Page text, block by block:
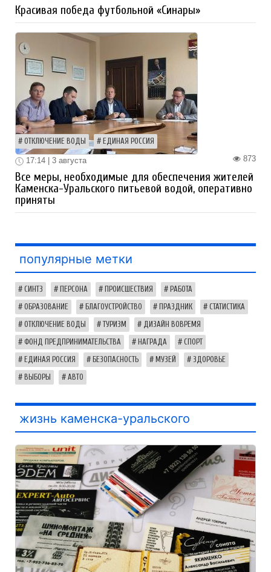
Красивая победа футбольной «Синары»
ОТКЛЮЧЕНИЕ ВОДЫ ЕДИНАЯ РОССИЯ
873
17:14 | 3 августа
Все меры, необходимые для обеспечения жителей
Каменска-Уральского питьевой водой, оперативно
приняты
популярные метки
СИНТЗ ПЕРСОНА ПРОИСШЕСТВИЯ РАБОТА
ОБРАЗОВАНИЕ БЛАГОУСТРОЙСТВО ПРАЗДНИК СТАТИСТИКА
ОТКЛЮЧЕНИЕ ВОДЫ ТУРИЗМ ДИЗАЙН ВОВРЕМЯ
ФОНД ПРЕДПРИНИМАТЕЛЬСТВА НАГРАДА СПОРТ
ЕДИНАЯ РОССИЯ БЕЗОПАСНОСТЬ МУЗЕЙ ЗДОРОВЬЕ
ВЫБОРЫ АВТО
жизнь каменска-уральского